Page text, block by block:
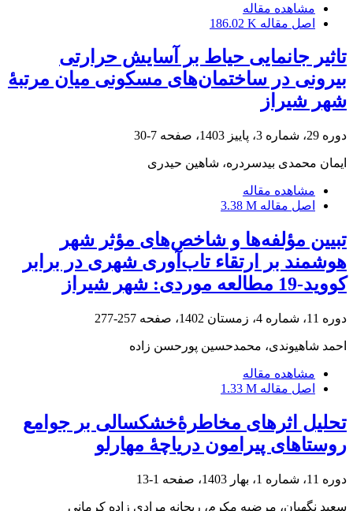
مشاهده مقاله
اصل مقاله 186.02 K
تاثیر جانمایی حیاط بر آسایش حرارتی
بیرونی در ساختمان‌های مسکونی میان مرتبۀ
شهر شیراز
دوره 29، شماره 3، پاییز 1403، صفحه 7-30
ایمان محمدی بیدسردره، شاهین حیدری
مشاهده مقاله
اصل مقاله 3.38 M
تبیین مؤلفه‌ها و شاخص‌های مؤثر شهر
هوشمند بر ارتقاء تاب‌آوری شهری در برابر
کووید-19 مطالعه موردی: شهر شیراز
دوره 11، شماره 4، زمستان 1402، صفحه 257-277
احمد شاهیوندی، محمدحسین پورحسن زاده
مشاهده مقاله
اصل مقاله 1.33 M
تحلیل اثرهای مخاطرۀخشکسالی بر جوامع
روستاهای پیرامون دریاچۀ مهارلو
دوره 11، شماره 1، بهار 1403، صفحه 1-13
سعید نگهبان، مرضیه مکرم، ریحانه مرادی زاده کرمانی